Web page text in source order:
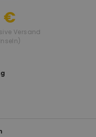
€
Versand